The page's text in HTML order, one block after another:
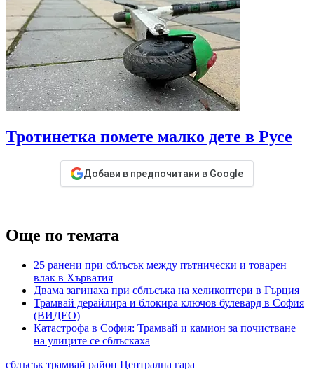
Тротинетка помете малко дете в Русе
Добави в предпочитани в Google
Още по темата
25 ранени при сблъсък между пътнически и товарен
влак в Хърватия
Двама загинаха при сблъсъка на хеликоптери в Гърция
Трамвай дерайлира и блокира ключов булевард в София
(ВИДЕО)
Катастрофа в София: Трамвай и камион за почистване
на улиците се сблъскаха
сблъсък трамвай район Централна гара